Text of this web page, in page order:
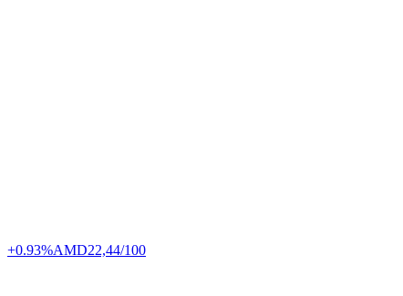
+0.93%AMD22,44/100